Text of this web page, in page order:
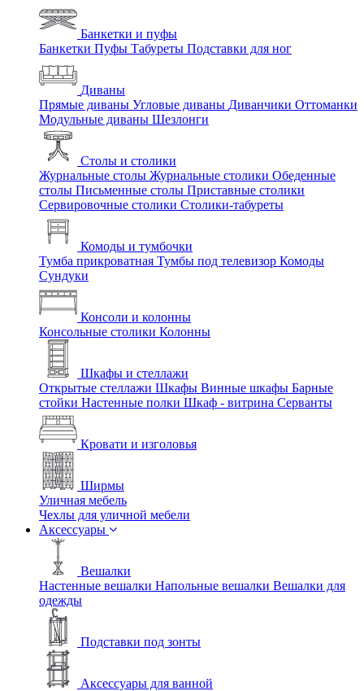
Банкетки и пуфы
Банкетки Пуфы Табуреты Подставки для ног
Диваны
Прямые диваны Угловые диваны Диванчики Оттоманки
Модульные диваны Шезлонги
Столы и столики
Журнальные столы Журнальные столики Обеденные
столы Письменные столы Приставные столики
Сервировочные столики Столики-табуреты
Комоды и тумбочки
Тумба прикроватная Тумбы под телевизор Комоды
Сундуки
Консоли и колонны
Консольные столики Колонны
Шкафы и стеллажи
Открытые стеллажи Шкафы Винные шкафы Барные
стойки Настенные полки Шкаф - витрина Серванты
Кровати и изголовья
Ширмы
Уличная мебель
Чехлы для уличной мебели
Аксессуары
Вешалки
Настенные вешалки Напольные вешалки Вешалки для
одежды
Подставки под зонты
Аксессуары для ванной